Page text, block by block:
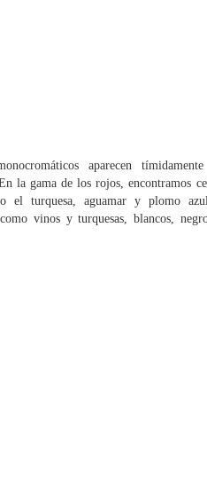
aparecen
la gama de los rojos, encontramos
el turquesa, aguamar y plomo
como vinos yturquesas, blancos,